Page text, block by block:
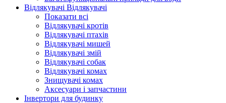
Відлякувачі Відлякувачі
Показати всі
Відлякувачі кротів
Відлякувачі птахів
Відлякувачі мишей
Відлякувачі змій
Відлякувачі собак
Відлякувачі комах
Знищувачі комах
Аксесуари і запчастини
Інвертори для будинку